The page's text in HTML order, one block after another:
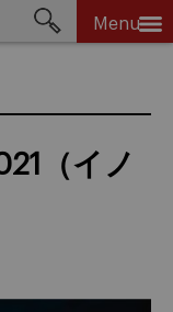
Menu
（イノ